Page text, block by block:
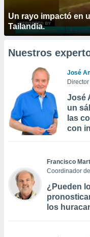
Un rayo impactó en
Tailandia.
Nuestros
José
José
un
las
con
Francisco
Coordinador
¿Pueden
los